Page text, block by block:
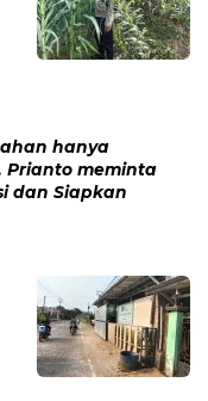
hanya
Prianto meminta
dan Siapkan